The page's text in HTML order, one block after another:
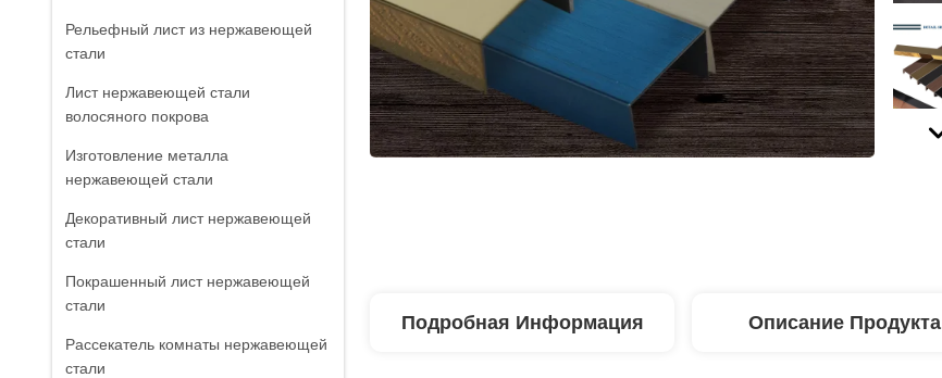
Рельефный лист из нержавеющей
стали
Лист нержавеющей стали
волосяного покрова
Изготовление металла
нержавеющей стали
Декоративный лист нержавеющей
стали
Покрашенный лист нержавеющей
стали
Рассекатель комнаты нержавеющей
стали
Подробная Информация Описание Продукта